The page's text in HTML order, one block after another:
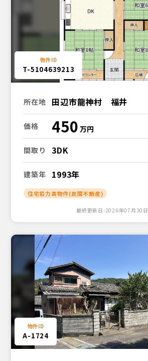
T-5104639213
所在地 田辺市龍神村 福井
価格 450
間取り 3DK
建築年 1993年
住宅協力員物件(民間不動産)
最終更新日:2026年07月30日
A-1724